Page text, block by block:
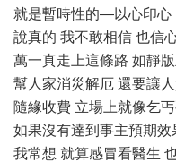
就是暫時性的—以心印心
說真的 我不敢相信 也信
萬一真走上這條路 如靜
幫人家消災解厄 還要讓
隨緣收費 立場上就像乞
如果沒有達到事主預期
我常想 就算感冒看醫生